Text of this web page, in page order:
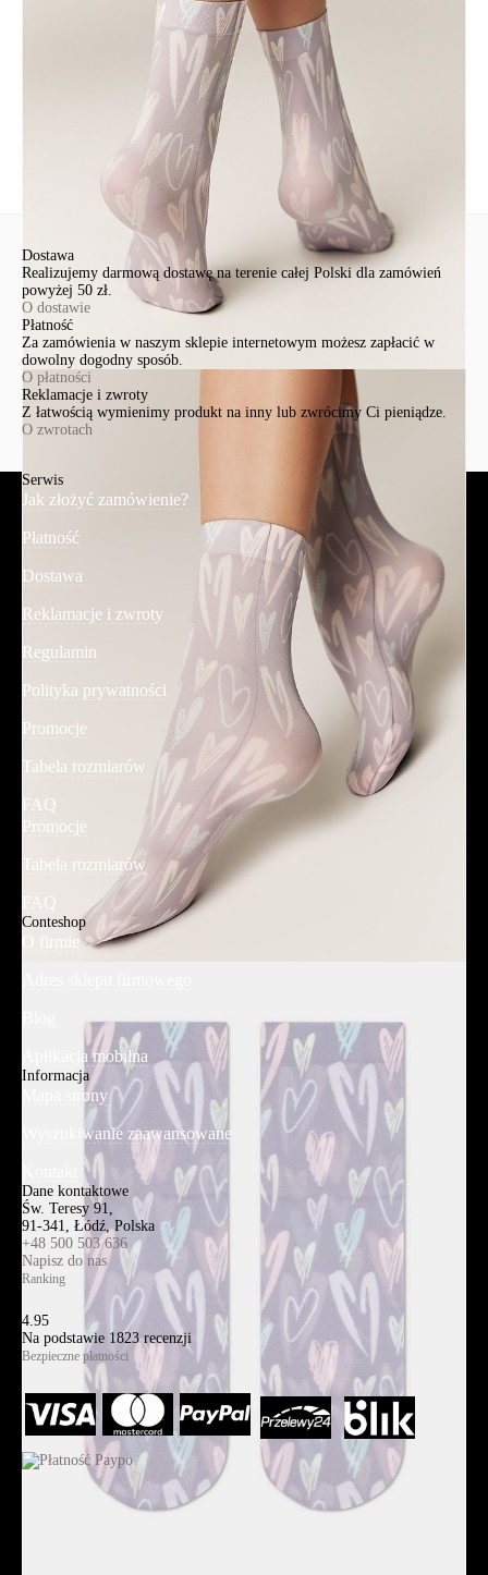
Ten produkt nie ma pytań Możesz zadać pytanie, klikając przycisk
Dostawa
Realizujemy darmową dostawę na terenie całej Polski dla zamówień
powyżej 50 zł.
O dostawie
Płatność
Za zamówienia w naszym sklepie internetowym możesz zapłacić w
dowolny dogodny sposób.
O płatności
Reklamacje i zwroty
Z łatwością wymienimy produkt na inny lub zwrócimy Ci pieniądze.
O zwrotach
Serwis
Jak złożyć zamówienie?
Płatność
Dostawa
Reklamacje i zwroty
Regulamin
Polityka prywatności
Promocje
Tabela rozmiarów
FAQ
Promocje
Tabela rozmiarów
FAQ
Conteshop
O firmie
Aplikacja mobilna
Informacja
Mapa strony
Wyszukiwanie zaawansowane
Dane kontaktowe
Św. Teresy 91,
91-341, Łódź, Polska
+48 500 503 636
Napisz do nas
Ranking
4.95
Na podstawie 1823recenzji
Bezpieczne płatności